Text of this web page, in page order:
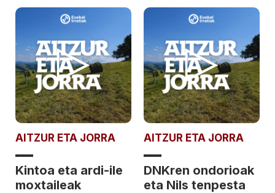
AITZUR ETA JORRA
Kintoa eta ardi-ile
moxtaileak
AITZUR ETA JORRA
DNKren ondorioak
eta Nils tenpesta